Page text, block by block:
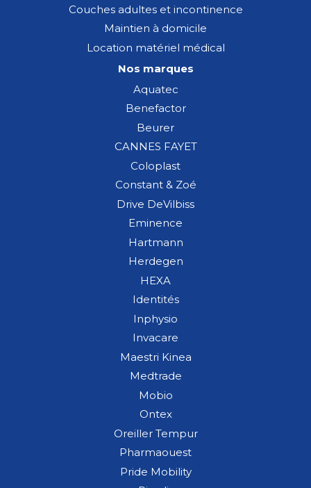
Couches adultes et incontinence
Maintien à domicile
Location matériel médical
Nos marques
Aquatec
Benefactor
Beurer
CANNES FAYET
Coloplast
Constant & Zoé
Drive DeVilbiss
Eminence
Hartmann
Herdegen
HEXA
Identités
Inphysio
Invacare
Maestri Kinea
Medtrade
Mobio
Ontex
Oreiller Tempur
Pharmaouest
Pride Mobility